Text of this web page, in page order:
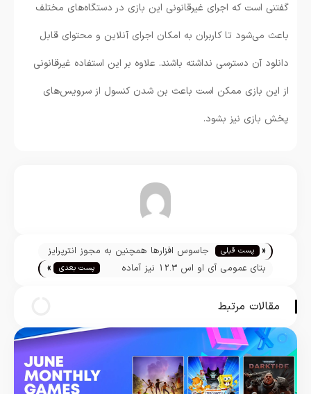
گفتنی است که اجرای غیرقانونی این بازی در دستگاه‌های مختلف
باعث می‌شود تا کاربران به امکان اجرای آنلاین و محتوای قابل
دانلود آن دسترسی نداشته باشند. علاوه بر این استفاده غیرقانونی
از این بازی ممکن است باعث بن شدن کنسول از سرویس‌های
پخش بازی نیز بشود.
تیم تحریریه « پست قبلی
جاسوس افزارها همچنین به مجوز انترپرایز
آی او اس دسترسی دارند
بتای عمومی آی او اس 12.3 نیز آماده
پست بعدی »
مقالات مرتبط